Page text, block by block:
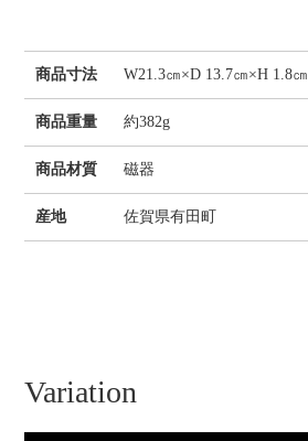
商品寸法 W21.3㎝×D 13.7㎝×H 1.8㎝
商品重量 約382g
商品材質 磁器
産地 佐賀県有田町
Variation